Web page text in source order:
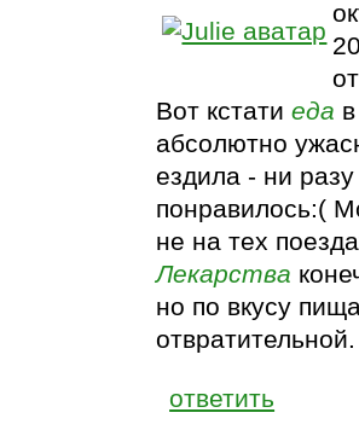
Вот кстатиеда
абсолютно
ездила - ни
понравилось:(
не на тех
Лекарства
но по вкусу
отвратительной.
ответить